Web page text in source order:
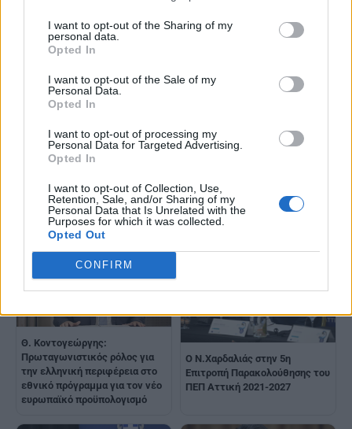
I want to opt-out of the Sharing of my
personal data.
Opted In
I want to opt-out of the Sale of my
Personal Data.
Opted In
I want to opt-out of processing my
Personal Data for Targeted Advertising.
Opted In
I want to opt-out of Collection, Use,
Retention, Sale, and/or Sharing of my
Personal Data that Is Unrelated with the
Purposes for which it was collected.
Opted Out
CONFIRM
Διαβάστε επίσης
διακυβέρνηση σημαίνει
ευθύνη, σημαίνει ότι ζητώ να
κριθώ ακόμη πιο αυστηρά"
2028-2034 αποτελεί μια
κρίσιμη ευκαιρία για τη χώρα
μας
Θ. Κοντογεώργης:
Πρωταγωνιστικός ρόλος για
την ελληνική περιφέρεια στο
εθνικό πρόγραμμα για τον νέο
ευρωπαϊκό προϋπολογισμό
Ο Ν.Χαρδαλιάς στην 5η
Επιτροπή Παρακολούθησης του
ΠΕΠ Αττική 2021-2027